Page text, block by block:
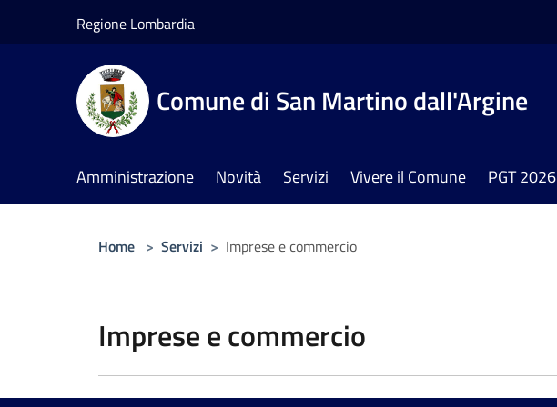
Regione Lombardia
Comune di San Martino dall'Argine
Amministrazione Novità Servizi Vivere il Comune PGT 2026
Home > Servizi > Imprese e commercio
Imprese e commercio